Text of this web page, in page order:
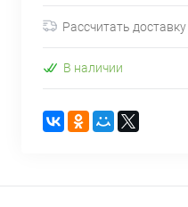
Рассчитать доставку
В наличии